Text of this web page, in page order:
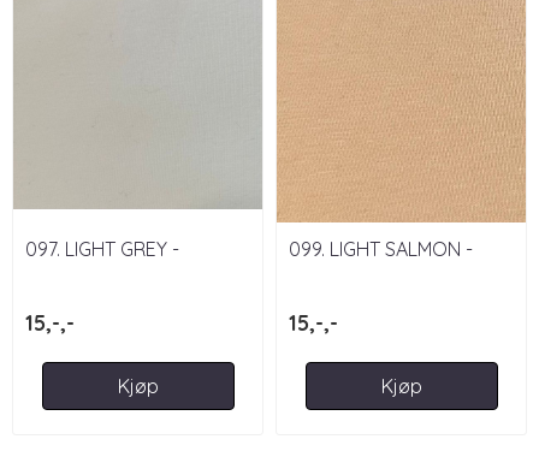
097. LIGHT GREY -
15,-,-
Kjøp
099. LIGHT SALMON -
15,-,-
Kjøp